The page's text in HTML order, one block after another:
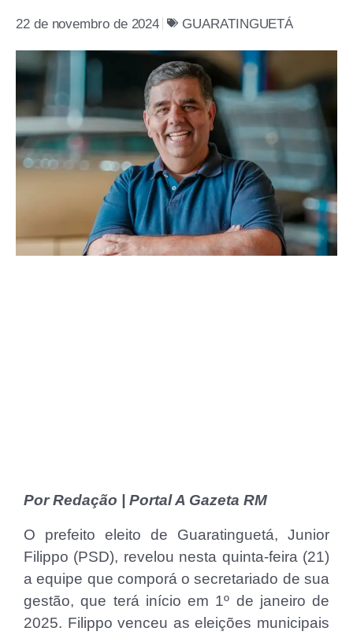
22 de novembro de 2024 GUARATINGUETÁ
Por Redação | Portal A Gazeta RM
O prefeito eleito de Guaratinguetá, Junior
Filippo (PSD), revelou nesta quinta-feira (21)
a equipe que comporá o secretariado de sua
gestão, que terá início em 1º de janeiro de
2025. Filippo venceu as eleições municipais